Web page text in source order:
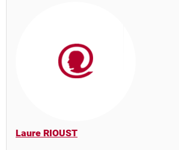
Laure RIOUST